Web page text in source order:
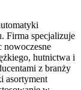
Firma specjalizuje
nowoczesne
hutnictwa i
z branży
asortyment